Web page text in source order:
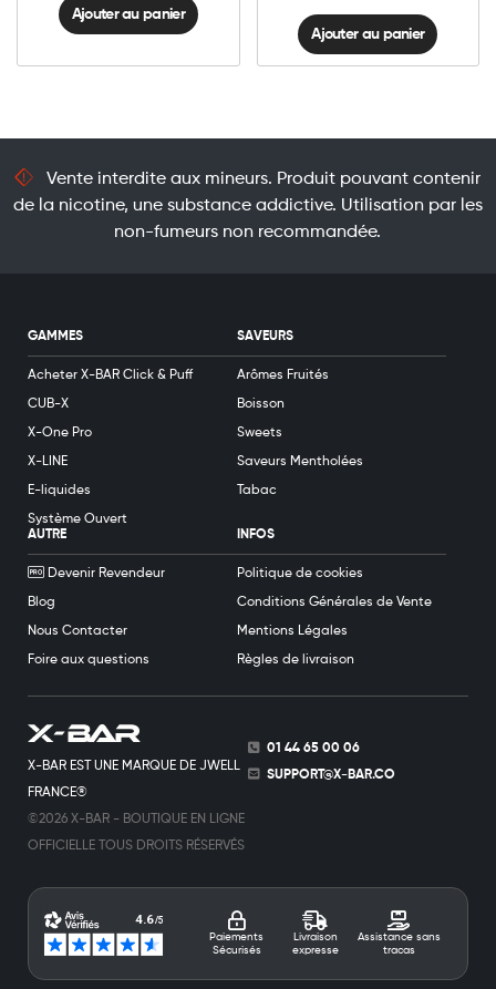
Ajouter au panier
Ajouter au panier
Vente interdite aux mineurs. Produit pouvant contenir
de la nicotine, une substance addictive. Utilisation par les
non-fumeurs non recommandée.
X-BAR EST UNE MARQUE DE JWELL
FRANCE®
©2026 X-BAR - BOUTIQUE EN LIGNE
OFFICIELLE TOUS DROITS RÉSERVÉS
01 44 65 00 06
SUPPORT@X-BAR.CO
Paiements
Sécurisés
Livraison
expresse
Assistance sans
tracas
GAMMES
Acheter X-BAR Click & Puff
CUB-X
X-One Pro
X-LINE
E-liquides
Système Ouvert
SAVEURS
Arômes Fruités
Boisson
Sweets
Saveurs Mentholées
Tabac
AUTRE
Devenir Revendeur
Blog
Nous Contacter
Foire aux questions
INFOS
Politique de cookies
Conditions Générales de Vente
Mentions Légales
Règles de livraison